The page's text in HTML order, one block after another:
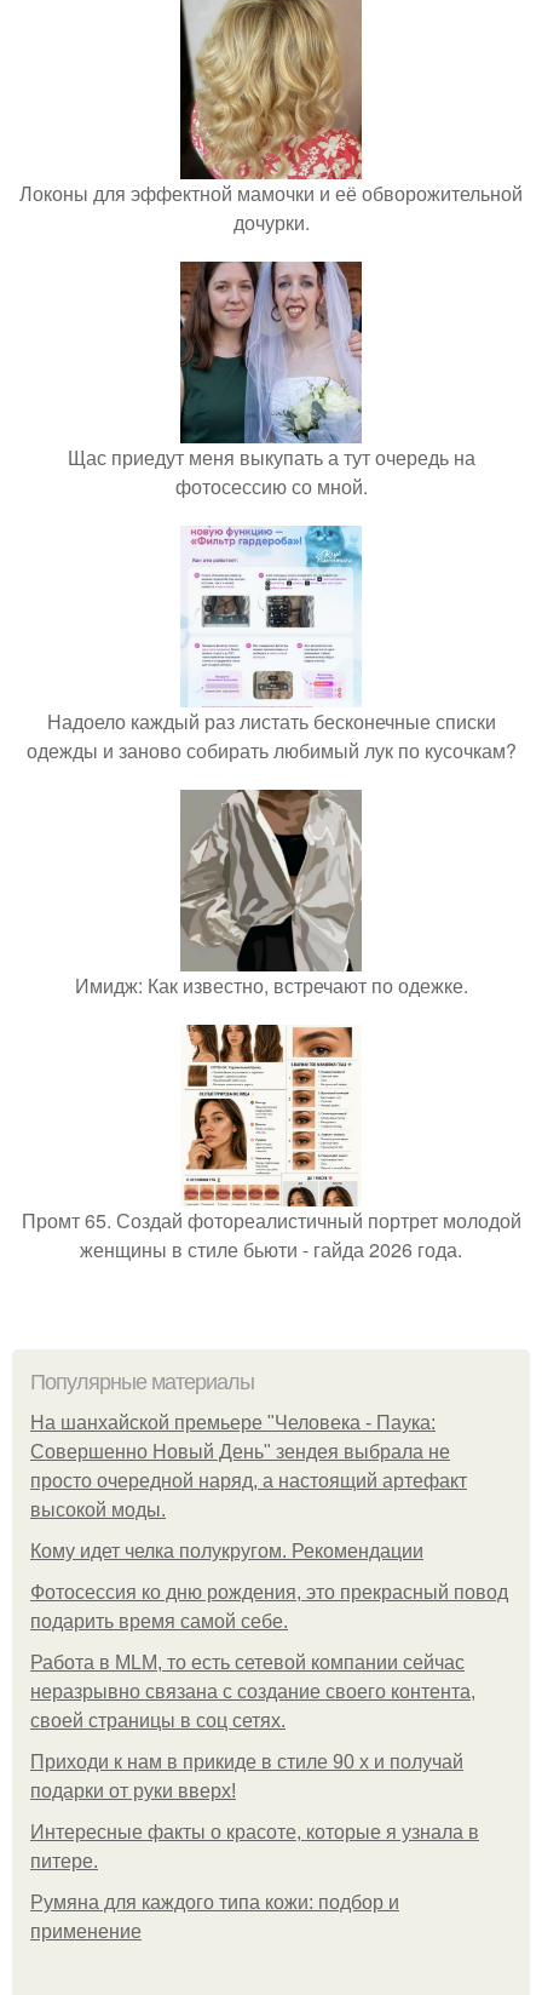
Локоны для эффектной мамочки и её обворожительной
дочурки.
Щас приедут меня выкупать а тут очередь на
фотосессию со мной.
Надоело каждый раз листать бесконечные списки
одежды и заново собирать любимый лук по кусочкам?
Имидж: Как известно, встречают по одежке.
Промт 65. Создай фотореалистичный портрет молодой
женщины в стиле бьюти - гайда 2026 года.
Популярные материалы
На шанхайской премьере "Человека - Паука:
Совершенно Новый День" зендея выбрала не
просто очередной наряд, а настоящий артефакт
высокой моды.
Кому идет челка полукругом. Рекомендации
Фотосессия ко дню рождения, это прекрасный повод
подарить время самой себе.
Работа в MLM, то есть сетевой компании сейчас
неразрывно связана с создание своего контента,
своей страницы в соц сетях.
Приходи к нам в прикиде в стиле 90 х и получай
подарки от руки вверх!
Интересные факты о красоте, которые я узнала в
питере.
Румяна для каждого типа кожи: подбор и
применение